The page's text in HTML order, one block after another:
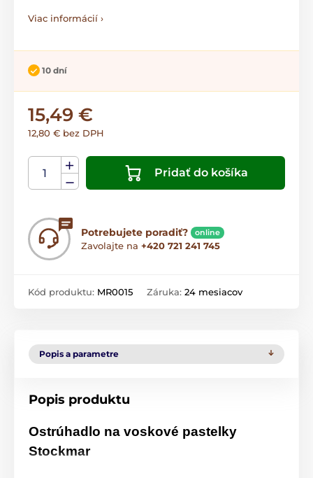
Viac informácií ›
10 dní
15,49 €
12,80 € bez DPH
Pridať do košíka
Potrebujete poradiť? online
Zavolajte na +420 721 241 745
Kód produktu: MR0015 Záruka: 24 mesiacov
Popis a parametre
Popis produktu
Ostrúhadlo na voskové pastelky
Stockmar